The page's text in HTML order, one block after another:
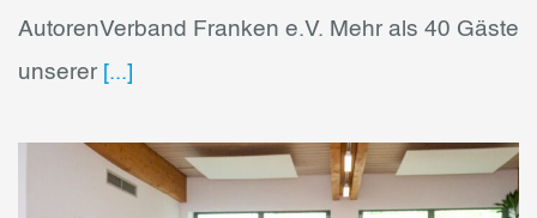
AutorenVerband Franken e.V. Mehr als 40 Gäste
unserer [...]